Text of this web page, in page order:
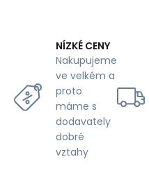
NÍZKÉ CENY
Nakupujeme
ve velkém a
proto
máme s
dodavately
dobré
vztahy